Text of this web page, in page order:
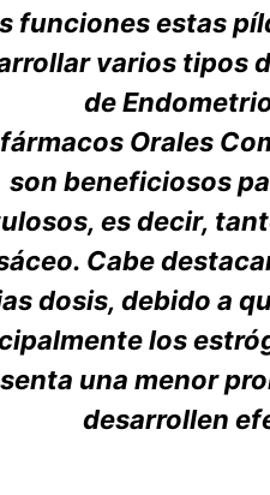
funciones estas
varios tipos
de
Orales
son beneficiosos
es decir,
Cabe
dosis, debido a
los
una menor
desarrollen